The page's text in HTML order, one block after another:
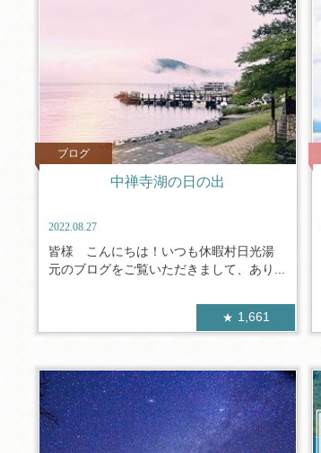
ブログ
中禅寺湖の日の出
2022.08.27
皆様 こんにちは！いつも休暇村日光湯
元のブログをご覧いただきまして、あり...
1,661